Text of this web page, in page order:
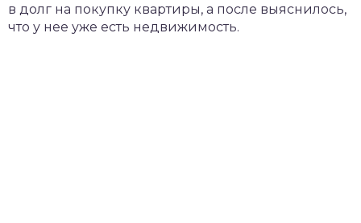
в долг на покупку квартиры, а после выяснилось,
что у нее уже есть недвижимость.